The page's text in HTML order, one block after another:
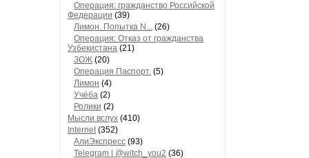
Операция: гражданство Российской
Федерации (39)
Лимон. Попытка N... (26)
Операция: Отказ от гражданства
Узбекистана (21)
ЗОЖ (20)
Операция Паспорт. (5)
Лимон (4)
Учёба (2)
Ролики (2)
Мысли вслух (410)
Internet(352)
АлиЭкспресс (93)
Telegram | @witch_you2 (36)